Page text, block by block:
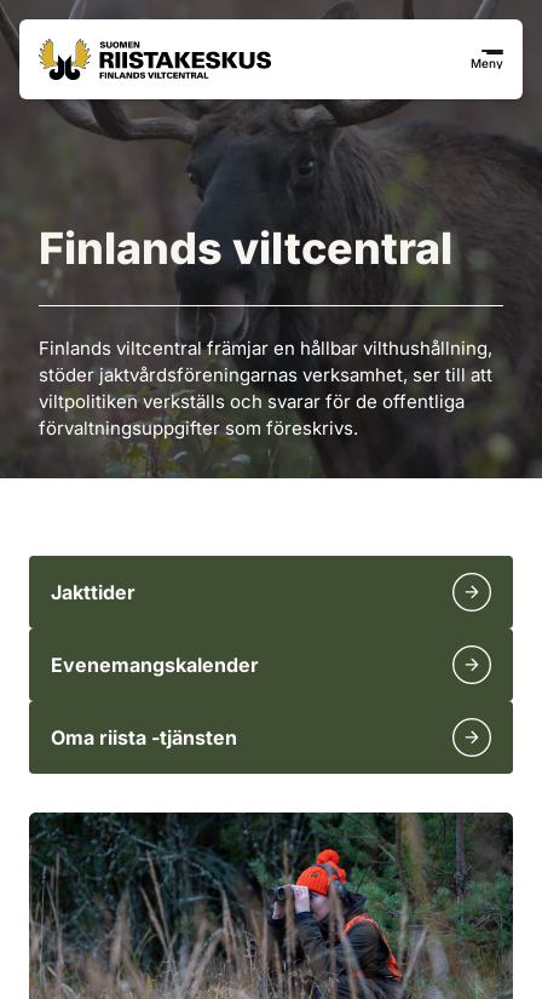
Hoppa till innehåll
Gå till webbplatskartan
Meny
Finlands viltcentral
Finlands viltcentral främjar en hållbar vilthushållning,
stöder jaktvårdsföreningarnas verksamhet, ser till att
viltpolitiken verkställs och svarar för de offentliga
förvaltningsuppgifter som föreskrivs.
Jakttider
Evenemangskalender
Oma riista -tjänsten